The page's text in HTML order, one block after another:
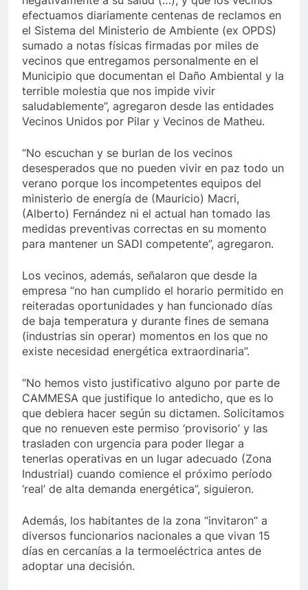
efectuamos diariamente centenas de reclamos en
el Sistema del Ministerio de Ambiente (ex OPDS)
sumado a notas físicas firmadas por miles de
vecinos que entregamos personalmente en el
Municipio que documentan el Daño Ambiental y la
terrible molestia que nos impide vivir
saludablemente”, agregaron desde las entidades
Vecinos Unidos por Pilar y Vecinos de Matheu.
“No escuchan y se burlan de los vecinos
desesperados que no pueden vivir en paz todo un
verano porque los incompetentes equipos del
ministerio de energía de (Mauricio) Macri,
(Alberto) Fernández ni el actual han tomado las
medidas preventivas correctas en su momento
para mantener un SADI competente”, agregaron.
Los vecinos, además, señalaron que desde la
empresa “no han cumplido el horario permitido en
reiteradas oportunidades y han funcionado días
de baja temperatura y durante fines de semana
(industrias sin operar) momentos en los que no
existe necesidad energética extraordinaria”.
“No hemos visto justificativo alguno por parte de
CAMMESA que justifique lo antedicho, que es lo
que debiera hacer según su dictamen. Solicitamos
que no renueven este permiso ‘provisorio’ y las
trasladen con urgencia para poder llegar a
tenerlas operativas en un lugar adecuado (Zona
Industrial) cuando comience el próximo período
‘real’ de alta demanda energética”, siguieron.
Además, los habitantes de la zona “invitaron” a
diversos funcionarios nacionales a que vivan 15
días en cercanías a la termoeléctrica antes de
adoptar una decisión.